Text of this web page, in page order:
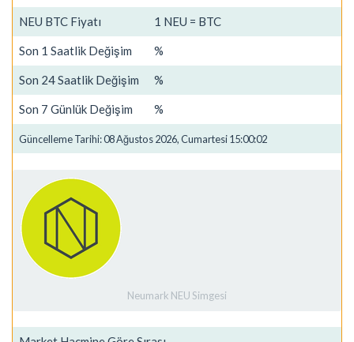
NEU BTC Fiyatı 1 NEU = BTC
Son 1 Saatlik Değişim %
Son 24 Saatlik Değişim %
Son 7 Günlük Değişim %
Güncelleme Tarihi: 08 Ağustos 2026, Cumartesi 15:00:02
Neumark NEU Simgesi